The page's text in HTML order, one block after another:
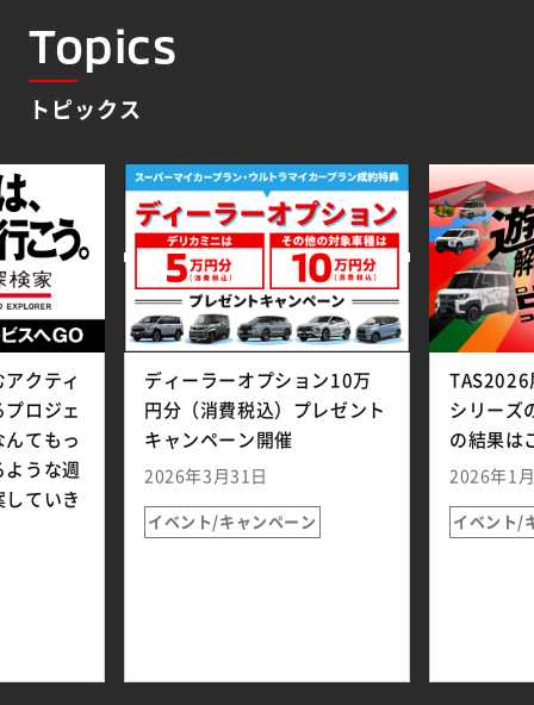
Topics
トピックス
クティ
ロジェ
てもっ
うな週
ていき
ディーラーオプション10万
円分（消費税込）プレゼント
キャンペーン開催
2026年3月31日
イベント/キャンペーン
TAS2026
シリーズ
の結果は
2026年1
イベント/